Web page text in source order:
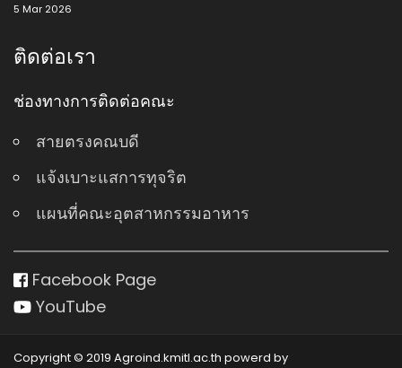
5 Mar 2026
ติดต่อเรา
ช่องทางการติดต่อคณะ
สายตรงคณบดี
แจ้งเบาะแสการทุจริต
แผนที่คณะอุตสาหกรรมอาหาร
Facebook Page
YouTube
Copyright © 2019 Agroind.kmitl.ac.th powerd by